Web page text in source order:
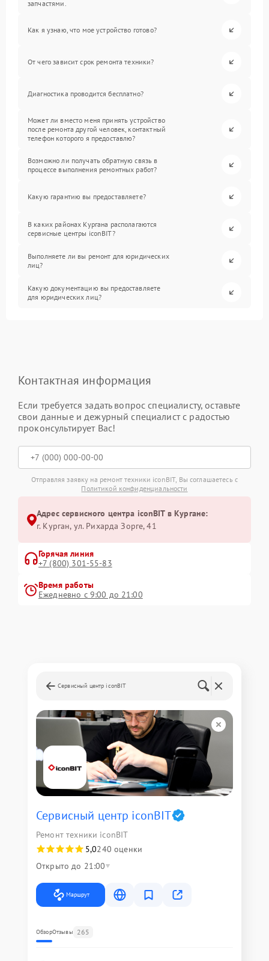
запчастями.
Как я узнаю, что мое устройство готово?
От чего зависит срок ремонта техники?
Диагностика проводится бесплатно?
Может ли вместо меня принять устройство
после ремонта другой человек, контактный
телефон которого я предоставлю?
Возможно ли получать обратную связь в
процессе выполнения ремонтных работ?
Какую гарантию вы предоставляете?
В каких районах Кургана располагаются
сервисные центры iconBIT?
Выполняете ли вы ремонт для юридических
лиц?
Какую документацию вы предоставляете
для юридических лиц?
Контактная информация
Если требуется задать вопрос специалисту, оставьте
свои данные и дежурный специалист с радостью
проконсультирует Вас!
Отправляя заявку на ремонт техники iconBIT, Вы соглашаетесь с
Политикой конфиденциальности
Адрес сервисного центра iconBIT в Кургане:
г. Курган, ул. Рихарда Зорге, 41
Горячая линия
+7 (800) 301-55-83
Время работы
Ежедневно с 9:00 до 21:00
Сервисный центр iconBIT
Сервисный центр iconBIT
Ремонт техники iconBIT
5,0240 оценки
Открыто до 21:00
Маршрут
ОбзорОтзывы 265